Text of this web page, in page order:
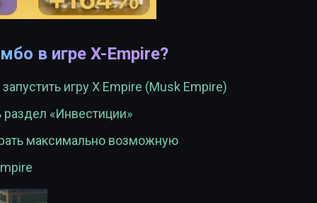
в игре X-Empire?
игру X Empire (Musk Empire)
раздел «Инвестиции»
максимально возможную